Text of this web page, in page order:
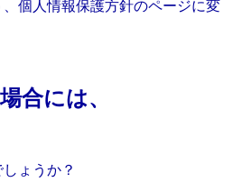
個人情報保護方針のページに変
合には、
ょうか？